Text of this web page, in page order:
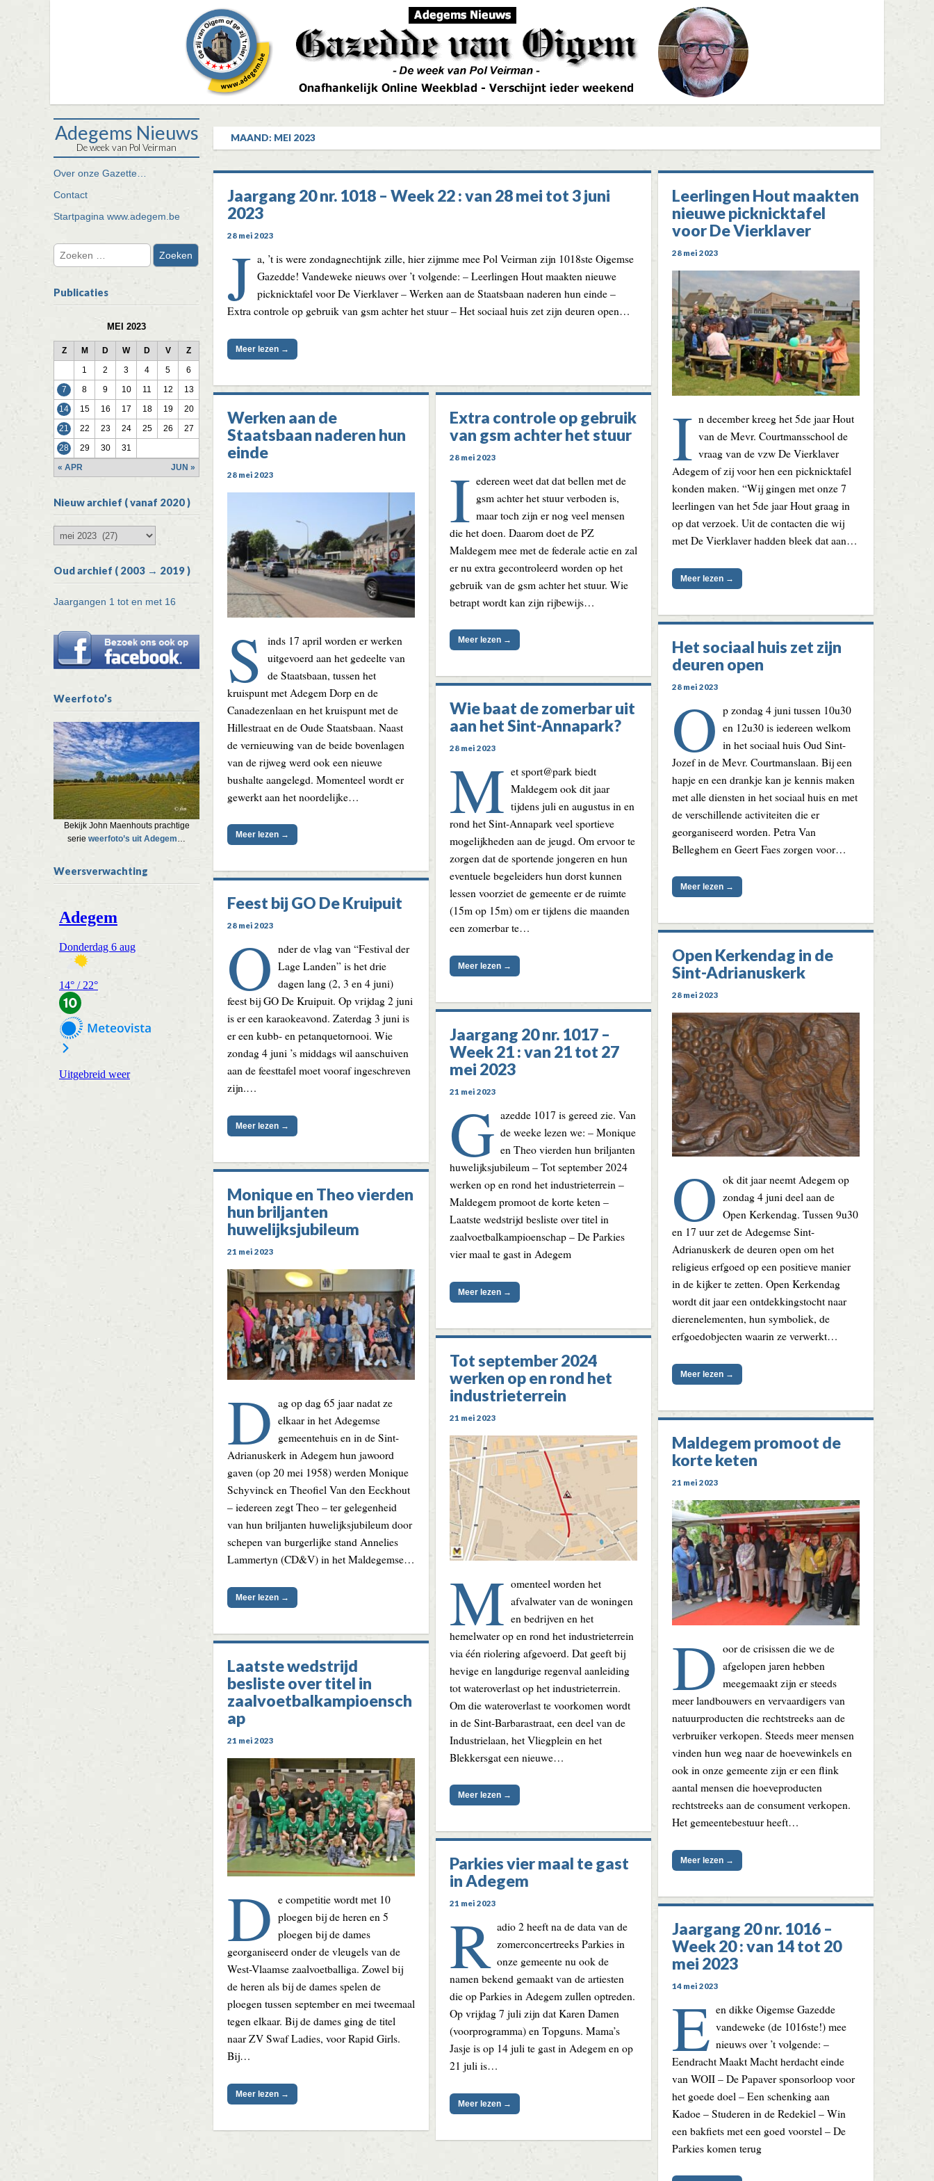
Adegems Nieuws
De week van Pol Veirman
Hoofdmenu
Ga
naar
de
Over onze Gazette…
Contact
Startpagina www.adegem.be
Zoeken
naar:
Publicaties
MEI 2023
Z M D W D V
Z
1
2 3 4 5
6
7
8 9 10 11 12
13
14
15 16 17 18 19
20
21
22 23 24 25 26
27
28
29 30
31
« APR
JUN »
Nieuw archief ( vanaf 2020 )
Nieuw
archief
vanaf
2020
)
Oud archief ( 2003 → 2019 )
Jaargangen 1 tot en met 16
Weerfoto’s
Bekijk John Maenhouts prachtige
serie weerfoto’s uit Adegem…
Weersverwachting
MAAND: MEI 2023
Jaargang 20 nr. 1018 – Week 22 : van 28 mei tot 3 juni
2023
28 mei 2023
J a, ’t is were zondagnechtijnk zille, hier zijmme mee Pol Veirman zijn 1018ste Oigemse
Gazedde! Vandeweke nieuws over ’t volgende: – Leerlingen Hout maakten nieuwe
picknicktafel voor De Vierklaver – Werken aan de Staatsbaan naderen hun einde –
Extra controle op gebruik van gsm achter het stuur – Het sociaal huis zet zijn deuren open…
Meer lezen →
Leerlingen Hout maakten
nieuwe picknicktafel
voor De Vierklaver
28 mei 2023
I n december kreeg het 5de jaar Hout
van de Mevr. Courtmansschool de
vraag van de vzw De Vierklaver
Adegem of zij voor hen een picknicktafel
konden maken. “Wij gingen met onze 7
leerlingen van het 5de jaar Hout graag in
op dat verzoek. Uit de contacten die wij
met De Vierklaver hadden bleek dat aan…
Meer lezen →
Werken aan de
Staatsbaan naderen hun
einde
28 mei 2023
S
inds 17 april worden er werken
uitgevoerd aan het gedeelte van
de Staatsbaan, tussen het
kruispunt met Adegem Dorp en de
Canadezenlaan en het kruispunt met de
Hillestraat en de Oude Staatsbaan. Naast
de vernieuwing van de beide bovenlagen
van de rijweg werd ook een nieuwe
bushalte aangelegd. Momenteel wordt er
gewerkt aan het noordelijke…
Meer lezen →
Extra controle op gebruik
van gsm achter het stuur
28 mei 2023
I edereen weet dat dat bellen met de
gsm achter het stuur verboden is,
maar toch zijn er nog veel mensen
die het doen. Daarom doet de PZ
Maldegem mee met de federale actie en zal
er nu extra gecontroleerd worden op het
gebruik van de gsm achter het stuur. Wie
betrapt wordt kan zijn rijbewijs…
Meer lezen →
Het sociaal huis zet zijn
deuren open
28 mei 2023
O p zondag 4 juni tussen 10u30
en 12u30 is iedereen welkom
in het sociaal huis Oud Sint-
Jozef in de Mevr. Courtmanslaan. Bij een
hapje en een drankje kan je kennis maken
met alle diensten in het sociaal huis en met
de verschillende activiteiten die er
georganiseerd worden. Petra Van
Belleghem en Geert Faes zorgen voor…
Meer lezen →
Wie baat de zomerbar uit
aan het Sint-Annapark?
28 mei 2023
M et sport@park biedt
Maldegem ook dit jaar
tijdens juli en augustus in en
rond het Sint-Annapark veel sportieve
mogelijkheden aan de jeugd. Om ervoor te
zorgen dat de sportende jongeren en hun
eventuele begeleiders hun dorst kunnen
lessen voorziet de gemeente er de ruimte
(15m op 15m) om er tijdens die maanden
een zomerbar te…
Meer lezen →
Feest bij GO De Kruipuit
28 mei 2023
O nder de vlag van “Festival der
Lage Landen” is het drie
dagen lang (2, 3 en 4 juni)
feest bij GO De Kruipuit. Op vrijdag 2 juni
is er een karaokeavond. Zaterdag 3 juni is
er een kubb- en petanquetornooi. Wie
zondag 4 juni ’s middags wil aanschuiven
aan de feesttafel moet vooraf ingeschreven
zijn.…
Meer lezen →
Open Kerkendag in de
Sint-Adrianuskerk
28 mei 2023
O ok dit jaar neemt Adegem op
zondag 4 juni deel aan de
Open Kerkendag. Tussen 9u30
en 17 uur zet de Adegemse Sint-
Adrianuskerk de deuren open om het
religieus erfgoed op een positieve manier
in de kijker te zetten. Open Kerkendag
wordt dit jaar een ontdekkingstocht naar
dierenelementen, hun symboliek, de
erfgoedobjecten waarin ze verwerkt…
Meer lezen →
Jaargang 20 nr. 1017 –
Week 21 : van 21 tot 27
mei 2023
21 mei 2023
G azedde 1017 is gereed zie. Van
de weeke lezen we: – Monique
en Theo vierden hun briljanten
huwelijksjubileum – Tot september 2024
werken op en rond het industrieterrein –
Maldegem promoot de korte keten –
Laatste wedstrijd besliste over titel in
zaalvoetbalkampioenschap – De Parkies
vier maal te gast in Adegem
Meer lezen →
Monique en Theo vierden
hun briljanten
huwelijksjubileum
21 mei 2023
D ag op dag 65 jaar nadat ze
elkaar in het Adegemse
gemeentehuis en in de Sint-
Adrianuskerk in Adegem hun jawoord
gaven (op 20 mei 1958) werden Monique
Schyvinck en Theofiel Van den Eeckhout
– iedereen zegt Theo – ter gelegenheid
van hun briljanten huwelijksjubileum door
schepen van burgerlijke stand Annelies
Lammertyn (CD&V) in het Maldegemse…
Meer lezen →
Tot september 2024
werken op en rond het
industrieterrein
21 mei 2023
M omenteel worden het
afvalwater van de woningen
en bedrijven en het
hemelwater op en rond het industrieterrein
via één riolering afgevoerd. Dat geeft bij
hevige en langdurige regenval aanleiding
tot wateroverlast op het industrieterrein.
Om die wateroverlast te voorkomen wordt
in de Sint-Barbarastraat, een deel van de
Industrielaan, het Vliegplein en het
Blekkersgat een nieuwe…
Meer lezen →
Maldegem promoot de
korte keten
21 mei 2023
D oor de crisissen die we de
afgelopen jaren hebben
meegemaakt zijn er steeds
meer landbouwers en vervaardigers van
natuurproducten die rechtstreeks aan de
verbruiker verkopen. Steeds meer mensen
vinden hun weg naar de hoevewinkels en
ook in onze gemeente zijn er een flink
aantal mensen die hoeveproducten
rechtstreeks aan de consument verkopen.
Het gemeentebestuur heeft…
Meer lezen →
Laatste wedstrijd
besliste over titel in
zaalvoetbalkampioensch
ap
21 mei 2023
D e competitie wordt met 10
ploegen bij de heren en 5
ploegen bij de dames
georganiseerd onder de vleugels van de
West-Vlaamse zaalvoetballiga. Zowel bij
de heren als bij de dames spelen de
ploegen tussen september en mei tweemaal
tegen elkaar. Bij de dames ging de titel
naar ZV Swaf Ladies, voor Rapid Girls.
Bij…
Meer lezen →
Parkies vier maal te gast
in Adegem
21 mei 2023
R adio 2 heeft na de data van de
zomerconcertreeks Parkies in
onze gemeente nu ook de
namen bekend gemaakt van de artiesten
die op Parkies in Adegem zullen optreden.
Op vrijdag 7 juli zijn dat Karen Damen
(voorprogramma) en Topguns. Mama’s
Jasje is op 14 juli te gast in Adegem en op
21 juli is…
Meer lezen →
Jaargang 20 nr. 1016 –
Week 20 : van 14 tot 20
mei 2023
14 mei 2023
E en dikke Oigemse Gazedde
vandeweke (de 1016ste!) mee
nieuws over ’t volgende: –
Eendracht Maakt Macht herdacht einde
van WOII – De Papaver sponsorloop voor
het goede doel – Een schenking aan
Kadoe – Studeren in de Redekiel – Win
een bakfiets met een goed voorstel – De
Parkies komen terug